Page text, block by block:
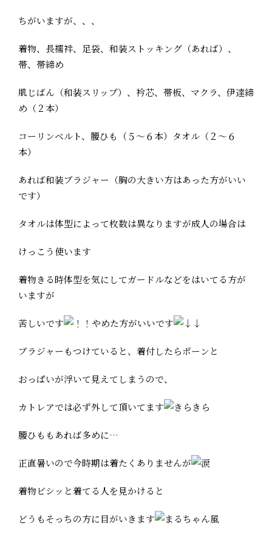
ちがいますが、、、
着物、長襦袢、足袋、和装ストッキング（あれば）、
帯、帯締め
肌じばん（和装スリップ）、衿芯、帯板、マクラ、伊達締
め（２本）
コーリンベルト、腰ひも（５～６本）タオル（２～６
本）
あれば和装ブラジャー（胸の大きい方はあった方がいい
です）
タオルは体型によって枚数は異なりますが成人の場合は
けっこう使います
着物きる時体型を気にしてガードルなどをはいてる方が
いますが
苦しいです やめた方がいいです
ブラジャーもつけていると、着付したらポーンと
おっぱいが浮いて見えてしまうので、
カトレアでは必ず外して頂いてます
腰ひももあれば多めに…
正直暑いので今時期は着たくありませんが
着物ビシッと着てる人を見かけると
どうもそっちの方に目がいきます